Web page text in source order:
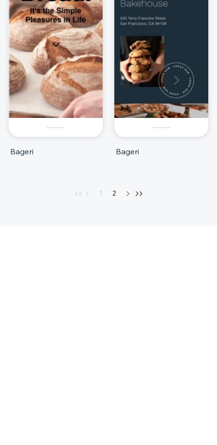
Bageri Bageri
1 2